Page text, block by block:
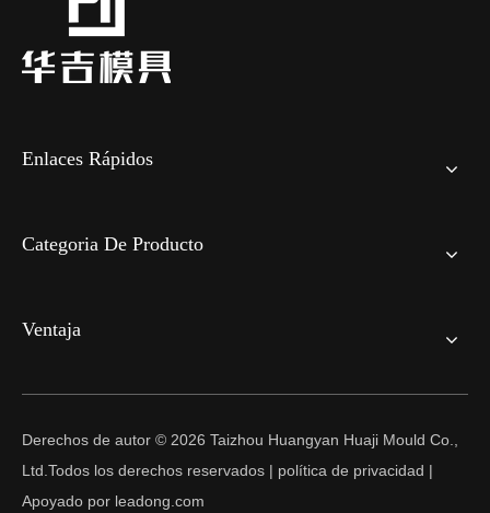
Enlaces Rápidos
Categoria De Producto
Ventaja
Derechos de autor © 2026 Taizhou Huangyan Huaji Mould Co.,
Ltd.Todos los derechos reservados | política de privacidad |
Apoyado por leadong.com